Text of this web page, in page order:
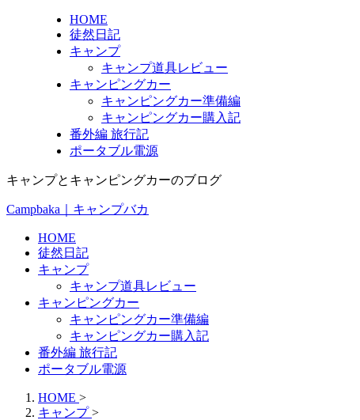
HOME
徒然日記
キャンプ
キャンプ道具レビュー
キャンピングカー
キャンピングカー準備編
キャンピングカー購入記
番外編 旅行記
ポータブル電源
キャンプとキャンピングカーのブログ
Campbaka｜キャンプバカ
HOME
徒然日記
キャンプ
キャンプ道具レビュー
キャンピングカー
キャンピングカー準備編
キャンピングカー購入記
番外編 旅行記
ポータブル電源
HOME >
キャンプ >